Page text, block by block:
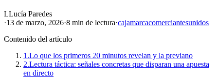
LLucía Paredes
·13 de marzo, 2026·8 min de lectura·cajamarcacomerciantesunidos
Contenido del artículo
1.Lo que los primeros 20 minutos revelan y la previano
2.Lectura táctica: señales concretas que disparan una apuesta
en directo